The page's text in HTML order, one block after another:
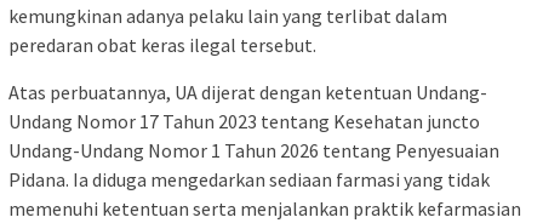
kemungkinan adanya pelaku lain yang terlibat dalam
peredaran obat keras ilegal tersebut.
Atas perbuatannya, UA dijerat dengan ketentuan Undang-
Undang Nomor 17 Tahun 2023 tentang Kesehatan juncto
Undang-Undang Nomor 1 Tahun 2026 tentang Penyesuaian
Pidana. Ia diduga mengedarkan sediaan farmasi yang tidak
memenuhi ketentuan serta menjalankan praktik kefarmasian